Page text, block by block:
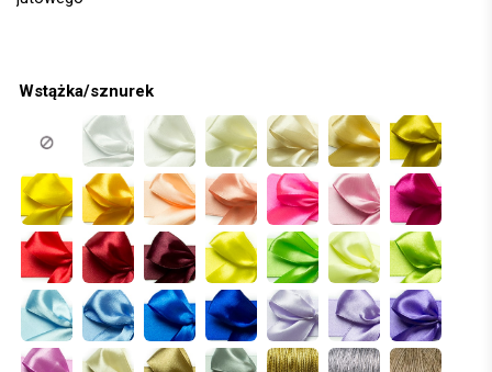
Wstążka/sznurek